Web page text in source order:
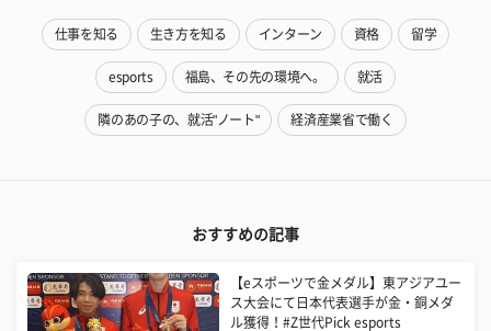
仕事を知る 生き方を知る インターン 資格 留学
esports 福島、その先の環境へ。 就活
隣のあの子の、就活"ノート" 経済産業省で働く
おすすめの記事
【eスポーツで金メダル】東アジアユー
ス大会にて日本代表選手が金・銅メダ
ル獲得！#Z世代Pick esports